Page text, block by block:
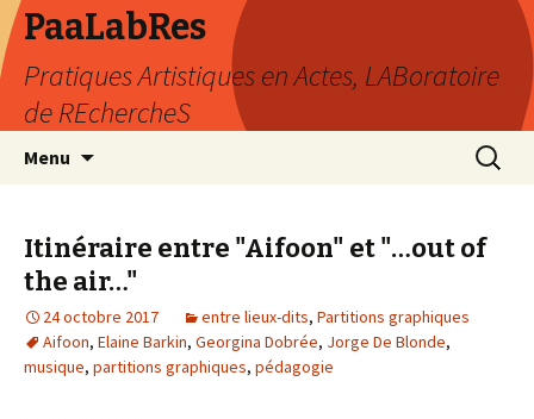
PaaLabRes
Pratiques Artistiques en Actes, LABoratoire
de REchercheS
Menu
Itinéraire entre "Aifoon" et "…out of
the air…"
24 octobre 2017 entre lieux-dits, Partitions graphiques
Aifoon, Elaine Barkin, Georgina Dobrée, Jorge De Blonde,
musique, partitions graphiques, pédagogie